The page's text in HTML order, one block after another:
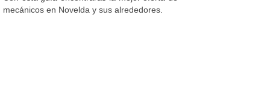
mecánicos en Novelda y sus alrededores.